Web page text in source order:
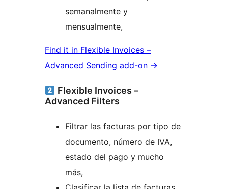
semanalmente y
mensualmente,
Find it in Flexible Invoices –
Advanced Sending add-on →
Flexible Invoices –
Advanced Filters
Filtrar las facturas por tipo de
documento, número de IVA,
estado del pago y mucho
más,